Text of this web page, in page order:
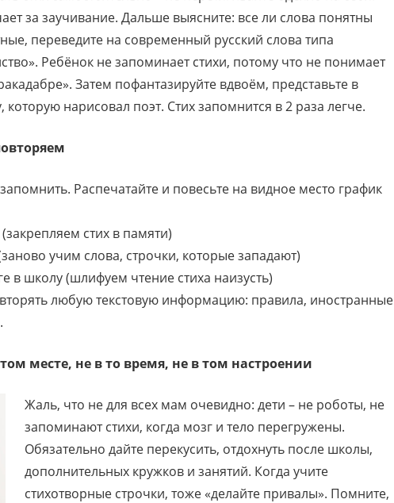
за заучивание. Дальше выясните: все ли слова понятны
переведите на современный русский слова типа
Ребёнок не запоминает стихи, потому что не понимает
Затем пофантазируйте вдвоём, представьте в
которую нарисовал поэт. Стих запомнится в 2 раза легче.
Распечатайте и повесьте на видное место график
стих в памяти)
учим слова, строчки, которые западают)
в школу (шлифуем чтение стиха наизусть)
любую текстовую информацию: правила, иностранные
месте, не в то время, не в том настроении
Жаль, что не для всех мам очевидно: дети – не роботы, не
запоминают стихи, когда мозг и тело перегружены.
Обязательно дайте перекусить, отдохнуть после школы,
дополнительных кружков и занятий. Когда учите
стихотворные строчки, тоже «делайте привалы». Помните,